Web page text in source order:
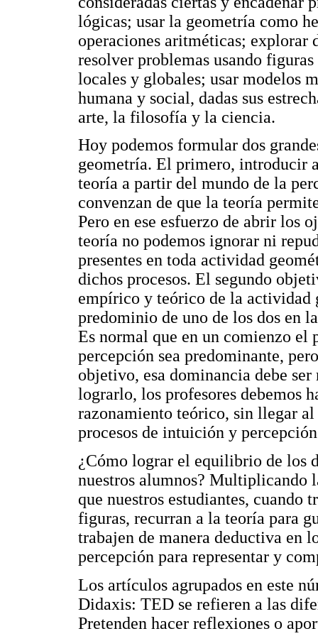
lógicas; usar la geometría como
operaciones aritméticas; explorar
resolver problemas usando
locales y globales; usar modelos
humana y social, dadas sus
arte, la filosofía y la ciencia.
Hoy podemos formular dos
geometría. El primero, introducir
teoría a partir del mundo de la
convenzan de que la teoría
Pero en ese esfuerzo de abrir los
teoría no podemos ignorar ni
presentes en toda actividad
dichos procesos. El segundo
empírico y teórico de la actividad
predominio de uno de los dos en
Es normal que en un comienzo
percepción sea predominante,
objetivo, esa dominancia debe
lograrlo, los profesores debemos
razonamiento teórico, sin llegar
procesos de intuición y
¿Cómo lograr el equilibrio de los
nuestros alumnos? Multiplicando
que nuestros estudiantes, cuando
figuras, recurran a la teoría para
trabajen de manera deductiva en
percepción para representar y
Los artículos agrupados en este
Didaxis: TED se refieren a las
Pretenden hacer reflexiones o